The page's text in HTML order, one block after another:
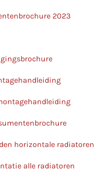
2023
horizontale radiatoren
alle radiatoren